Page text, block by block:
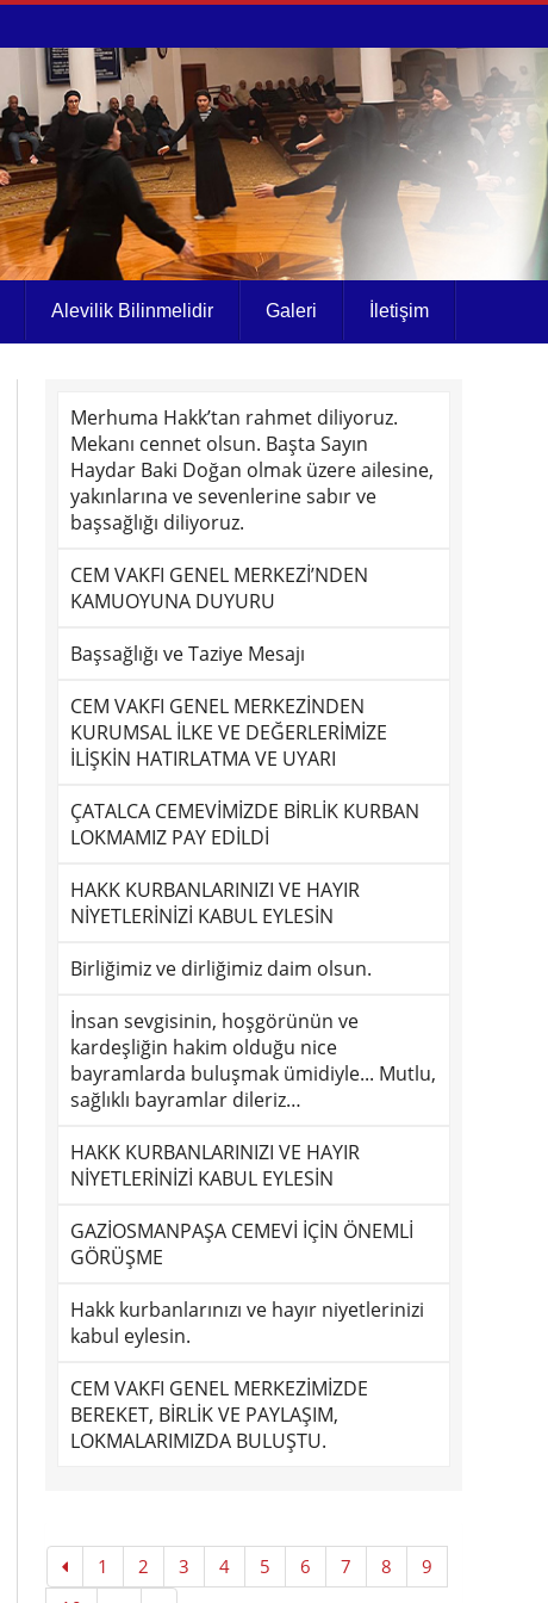
Alevilik Bilinmelidir Galeri İletişim
Merhuma Hakk’tan rahmet diliyoruz.
Mekanı cennet olsun. Başta Sayın
Haydar Baki Doğan olmak üzere ailesine,
yakınlarına ve sevenlerine sabır ve
başsağlığı diliyoruz.
CEM VAKFI GENEL MERKEZİ’NDEN
KAMUOYUNA DUYURU
Başsağlığı ve Taziye Mesajı
CEM VAKFI GENEL MERKEZİNDEN
KURUMSAL İLKE VE DEĞERLERİMİZE
İLİŞKİN HATIRLATMA VE UYARI
ÇATALCA CEMEVİMİZDE BİRLİK KURBAN
LOKMAMIZ PAY EDİLDİ
HAKK KURBANLARINIZI VE HAYIR
NİYETLERİNİZİ KABUL EYLESİN
Birliğimiz ve dirliğimiz daim olsun.
İnsan sevgisinin, hoşgörünün ve
kardeşliğin hakim olduğu nice
bayramlarda buluşmak ümidiyle... Mutlu,
sağlıklı bayramlar dileriz…
HAKK KURBANLARINIZI VE HAYIR
NİYETLERİNİZİ KABUL EYLESİN
GAZİOSMANPAŞA CEMEVİ İÇİN ÖNEMLİ
GÖRÜŞME
Hakk kurbanlarınızı ve hayır niyetlerinizi
kabul eylesin.
CEM VAKFI GENEL MERKEZİMİZDE
BEREKET, BİRLİK VE PAYLAŞIM,
LOKMALARIMIZDA BULUŞTU.
1 2 3 4 5 6 7 8
9